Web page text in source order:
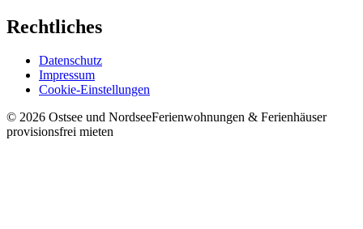
Rechtliches
Datenschutz
Impressum
Cookie-Einstellungen
© 2026 Ostsee und NordseeFerienwohnungen & Ferienhäuser
provisionsfrei mieten